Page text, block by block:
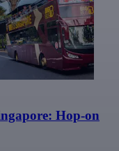
Hop-on